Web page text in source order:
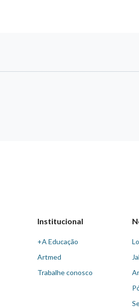
Institucional
+A Educação
Artmed
Trabalhe conosco